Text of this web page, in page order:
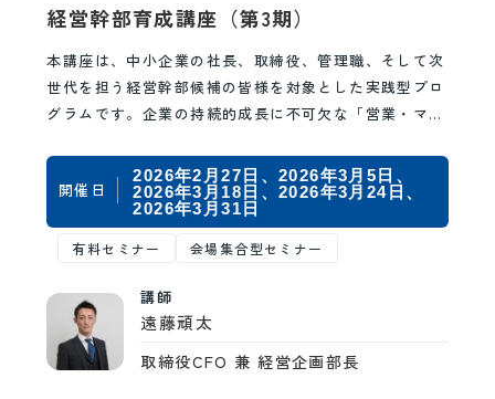
開催日
2026年2月27日
2026年3月5日
2026年3月18日
2026年3月24日
2026年3月31日
有料セミナー 会場集合型セミナー
経営幹部育成講座（第3期）
本講座は、中小企業の社長、取締役、管理職、そして次
世代を担う経営幹部候補の皆様を対象とした実践型プロ
グラムです。企業の持続的成長に不可欠な「営業・マー
「情…
講師
遠藤頑太
取締役CFO 兼 経営企画部長